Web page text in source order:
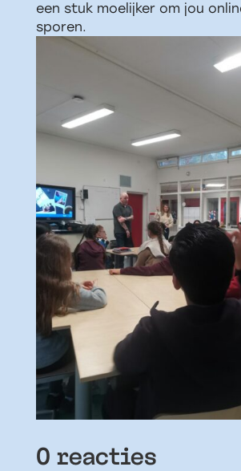
een stuk moelijker om jou
sporen.
0 reacties